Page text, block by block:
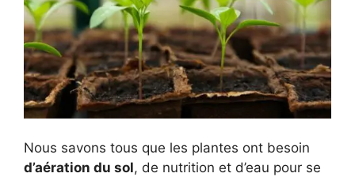
Nous savons tous que les plantes ont besoin
d’aération du sol, de nutrition et d’eau pour se